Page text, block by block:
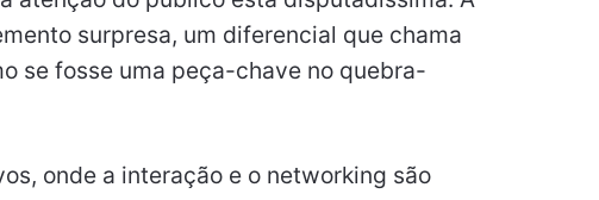
surpresa, um diferencial que chama
se fosse uma peça-chave no quebra-
onde a interação e o networking são